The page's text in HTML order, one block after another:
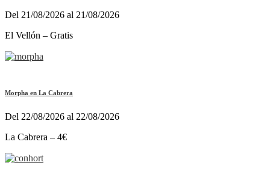
Del 21/08/2026 al 21/08/2026
El Vellón – Gratis
Morpha en La Cabrera
Del 22/08/2026 al 22/08/2026
La Cabrera – 4€